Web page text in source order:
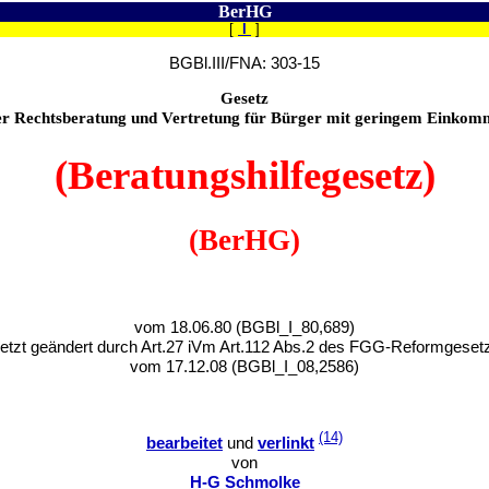
BerHG
[ ]
BGBl.III/FNA: 303-15
Gesetz
Rechtsberatung und Vertretung für Bürger mit geringem
(Beratungshilfegesetz)
(BerHG)
vom 18.06.80 (BGBl_I_80,689)
geändert durch Art.27 iVm Art.112 Abs.2 des FGG-
vom 17.12.08 (BGBl_I_08,2586)
bearbeitet und verlinkt (14)
von
H-G Schmolke